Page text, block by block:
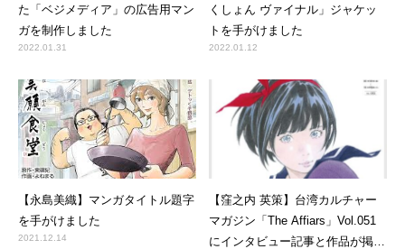
た「ベジメディア」の広告用マン
ガを制作しました
2022.01.31
くしょん ヴァイナル」ジャケッ
トを手がけました
2022.01.12
【永島美織】マンガタイトル題字
を手がけました
2021.12.14
【窪之内 英策】台湾カルチャー
マガジン「The Affiars」Vol.051
にインタビュー記事と作品が掲載